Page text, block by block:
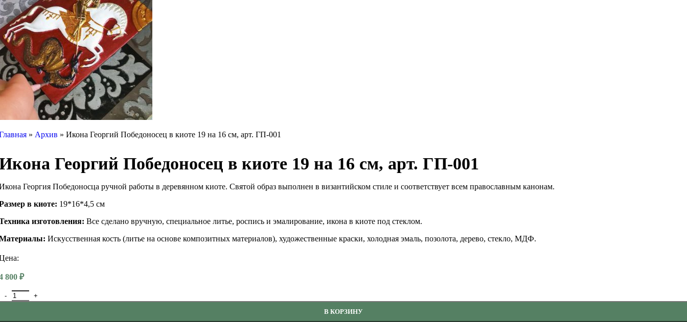
» Архив » Икона Георгий Победоносец в киоте 19 на 16 см, арт. ГП-001
Георгий Победоносец в киоте 19 на 16 см, арт. ГП-001
Георгия Победоносца ручной работы в деревянном киоте. Святой образ выполнен в византийском стиле и соответствует всем православным канонам.
в киоте: 19*16*4,5 см
изготовления: Все сделано вручную, специальное литье, роспись и эмалирование, икона в киоте под стеклом.
Искусственная кость (литье на основе композитных материалов), художественные краски, холодная эмаль, позолота, дерево, стекло, МДФ.
800 ₽
товара Икона Георгий Победоносец в киоте 19 на 16 см, арт. ГП-001
В КОРЗИНУ